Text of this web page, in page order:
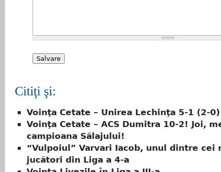
Citiţi şi:
Voinţa Cetate – Unirea Lechinţa 5-1 (2-0)
Voinţa Cetate – ACS Dumitra 10-2! Joi,
campioana Sălajului!
“Vulpoiul” Varvari Iacob, unul dintre cei
jucători din Liga a 4-a